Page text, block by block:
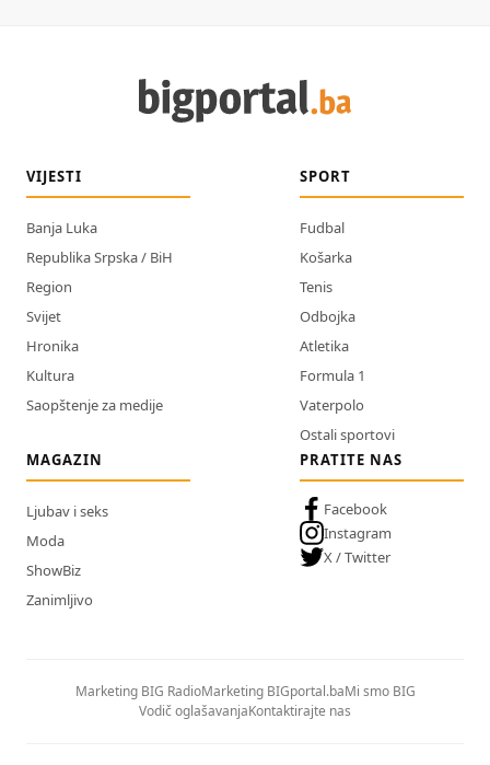
VIJESTI
Banja Luka
Republika Srpska / BiH
Region
Svijet
Hronika
Kultura
Saopštenje za medije
SPORT
Fudbal
Košarka
Tenis
Odbojka
Atletika
Formula 1
Vaterpolo
Ostali sportovi
MAGAZIN
Ljubav i seks
Moda
ShowBiz
Zanimljivo
PRATITE NAS
Facebook
Instagram
X / Twitter
Marketing BIG RadioMarketing BIGportal.baMi smo BIG
Vodič oglašavanjaKontaktirajte nas